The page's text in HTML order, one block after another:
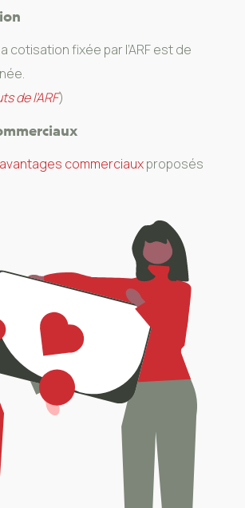
cotisation fixée par l’ARF est de
de l’ARF)
avantages commerciauxproposés